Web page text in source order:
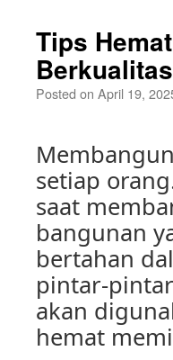
Tips
Berkualitas
Posted on April 19,
setiap
saat
bangunan
bertahan
pintar-
akan
hemat